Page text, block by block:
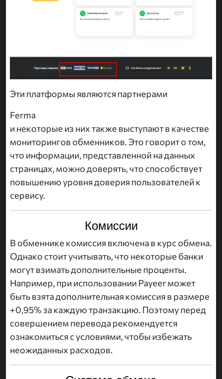
Эти платформы являются партнерами
Ferma
и некоторые из них также выступают в качестве
мониторингов обменников. Это говорит о том,
что информации, представленной на данных
страницах, можно доверять, что способствует
повышению уровня доверия пользователей к
сервису.
Комиссии
В обменнике комиссия включена в курс обмена.
Однако стоит учитывать, что некоторые банки
могут взимать дополнительные проценты.
Например, при использовании Payeer может
быть взята дополнительная комиссия в размере
+0,95% за каждую транзакцию. Поэтому перед
совершением перевода рекомендуется
ознакомиться с условиями, чтобы избежать
неожиданных расходов.